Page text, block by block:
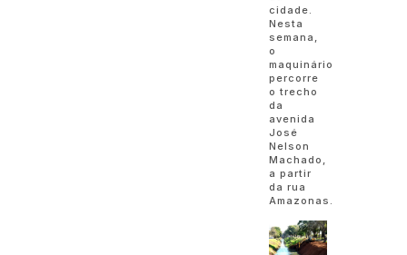
cidade.
Nesta
semana,
o
maquinário
percorre
o trecho
da
avenida
José
Nelson
Machado,
a partir
da rua
Amazonas.